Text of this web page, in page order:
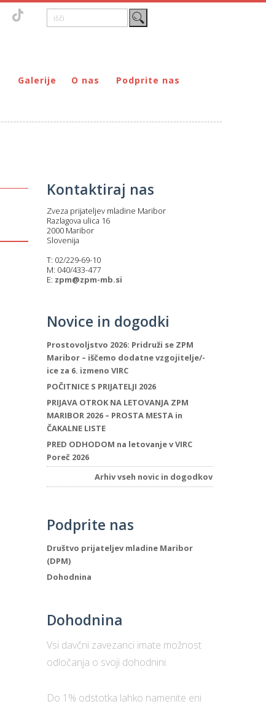
prijateljev mladine Maribor
Galerije O nas
Poslanstvo
Prostovoljci
Transparentnost delovanja
Podprite nas
DONIRAJ – za pravne osebe
Kontaktiraj nas
Zveza prijateljev mladine Maribor
Razlagova ulica 16
2000 Maribor
Slovenija
T: 02/229-69-10
M: 040/433-477
E: zpm@zpm-mb.si
Novice in dogodki
Prostovoljstvo 2026: Pridruži se ZPM
Maribor – iščemo dodatne vzgojitelje/-
ice za 6. izmeno VIRC
POČITNICE S PRIJATELJI 2026
PRIJAVA OTROK NA LETOVANJA ZPM
MARIBOR 2026 – PROSTA MESTA in
ČAKALNE LISTE
PRED ODHODOM na letovanje v VIRC
Poreč 2026
Arhiv vseh novic in dogodkov
Podprite nas
Društvo prijateljev mladine Maribor
(DPM)
Dohodnina
Dohodnina
Vsi davčni zavezanci imate možnost
odločanja o svoji dohodnini.
Do 1% odstotka lahko namenite eni